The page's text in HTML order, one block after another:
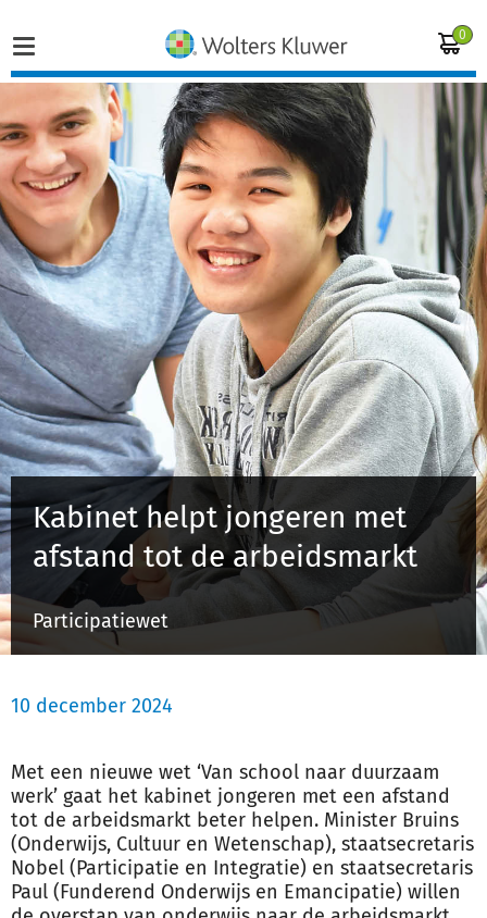
0
Home
Vakgebieden
Actueel
Producten
Opleidingen
Juridisch advies
Inloggen op de kennisbank
Inloggen
Registreren
Kabinet helpt jongeren met
afstand tot de arbeidsmarkt
Participatiewet
10 december 2024
Met een nieuwe wet ‘Van school naar duurzaam
werk’ gaat het kabinet jongeren met een afstand
tot de arbeidsmarkt beter helpen. Minister Bruins
(Onderwijs, Cultuur en Wetenschap), staatsecretaris
Nobel (Participatie en Integratie) en staatsecretaris
Paul (Funderend Onderwijs en Emancipatie) willen